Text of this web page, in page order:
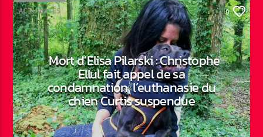
ACTUALITÉS 0
Mort d’Elisa Pilarski : Christophe
Ellul fait appel de sa
condamnation, l’euthanasie du
chien Curtis suspendue